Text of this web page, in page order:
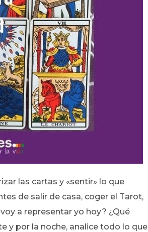
las cartas y «sentir» lo que
de salir de casa, coger el Tarot,
a representar yo hoy? ¿Qué
y por la noche, analice todo lo que